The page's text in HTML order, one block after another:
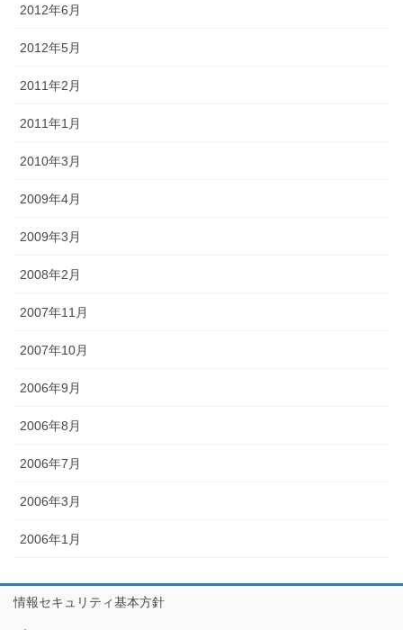
2012年6月
2012年5月
2011年2月
2011年1月
2010年3月
2009年4月
2009年3月
2008年2月
2007年11月
2007年10月
2006年9月
2006年8月
2006年7月
2006年3月
2006年1月
情報セキュリティ基本方針